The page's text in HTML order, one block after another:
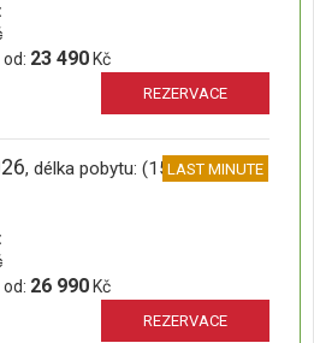
23 490 Kč
REZERVACE
, délka pobytu: (15 dní)LAST MINUTE
26 990 Kč
REZERVACE